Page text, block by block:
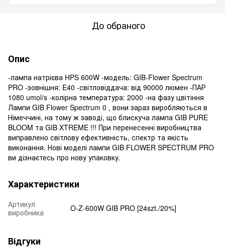
До обраного
Опис
-лампа натрієва HPS 600W -модель: GIB-Flower Spectrum
PRO -зовнішня: E40 -світловіддача: від 90000 люмен -ПАР
1080 umol/s -колірна температура: 2000 -на фазу цвітіння
Лампи GIB Flower Spectrum 0 , вони зараз виробляються в
Німеччині, на тому ж заводі, що блискуча лампа GIB PURE
BLOOM та GIB XTREME !!! При перенесенні виробництва
виправлено світлову ефективність, спектр та якість
виконання. Нові моделі лампи GIB FLOWER SPECTRUM PRO
ви дізнаєтесь про нову упаковку.
Характеристики
Артикул
виробника
O-Z-600W GIB PRO [24szt./20%]
Відгуки